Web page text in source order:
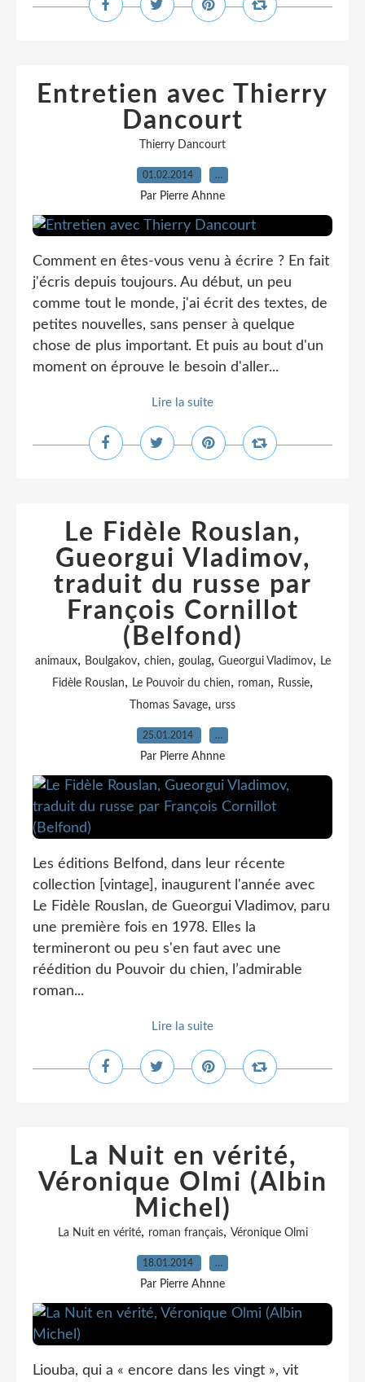
Entretien avec Thierry
Dancourt
Thierry Dancourt
01.02.2014 …
Par Pierre Ahnne
Comment en êtes-vous venu à écrire ? En fait
j'écris depuis toujours. Au début, un peu
comme tout le monde, j'ai écrit des textes, de
petites nouvelles, sans penser à quelque
chose de plus important. Et puis au bout d'un
moment on éprouve le besoin d'aller...
Lire la suite
Le Fidèle Rouslan,
Gueorgui Vladimov,
traduit du russe par
François Cornillot
(Belfond)
animaux, Boulgakov, chien, goulag, Gueorgui Vladimov, Le
Fidèle Rouslan, Le Pouvoir du chien, roman, Russie,
Thomas Savage, urss
25.01.2014 …
Par Pierre Ahnne
Les éditions Belfond, dans leur récente
collection [vintage], inaugurent l'année avec
Le Fidèle Rouslan, de Gueorgui Vladimov, paru
une première fois en 1978. Elles la
termineront ou peu s'en faut avec une
réédition du Pouvoir du chien, l’admirable
roman...
Lire la suite
La Nuit en vérité,
Véronique Olmi (Albin
Michel)
La Nuit en vérité, roman français, Véronique Olmi
18.01.2014 …
Par Pierre Ahnne
Liouba, qui a « encore dans les vingt », vit